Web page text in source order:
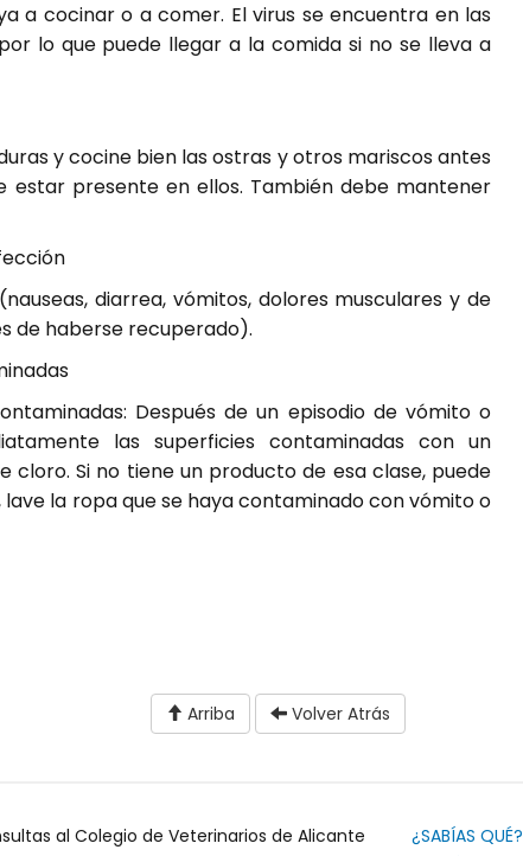
a cocinar o a comer. El virus se encuentra en las
lo que puede llegar a la comida si no se lleva a
y cocine bien las ostras y otros mariscos antes
estar presente en ellos. También debe mantener
diarrea, vómitos, dolores musculares y de
de haberse recuperado).
Después de un episodio de vómito o
las superficies contaminadas con un
cloro. Si no tiene un producto de esa clase, puede
lave la ropa que se haya contaminado con vómito o
Arriba Volver Atrás
al Colegio de Veterinarios de Alicante
¿SABÍAS QUÉ?